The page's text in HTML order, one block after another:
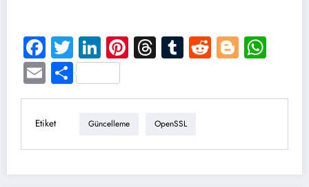
Facebook
TwitterLinkedIn
Pinterest
Threads
Tumblr
Reddit
EmailShare
Etiket Güncelleme OpenSSL